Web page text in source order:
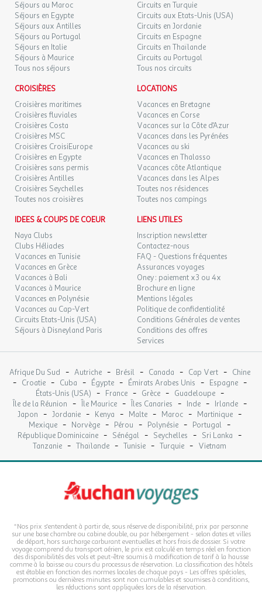
Séjours au Maroc
Séjours en Egypte
Séjours aux Antilles
Séjours au Portugal
Séjours en Italie
Séjours à Maurice
Tous nos séjours
Circuits en Turquie
Circuits aux Etats-Unis (USA)
Circuits en Jordanie
Circuits en Espagne
Circuits en Thaïlande
Circuits au Portugal
Tous nos circuits
CROISIÈRES
Croisières maritimes
Croisières fluviales
Croisières Costa
Croisières MSC
Croisières CroisiEurope
Croisières en Egypte
Croisières sans permis
Croisières Antilles
Croisières Seychelles
Toutes nos croisières
LOCATIONS
Vacances en Bretagne
Vacances en Corse
Vacances sur la Côte d'Azur
Vacances dans les Pyrénées
Vacances au ski
Vacances en Thalasso
Vacances côte Atlantique
Vacances dans les Alpes
Toutes nos résidences
Toutes nos campings
IDEES & COUPS DE COEUR
Naya Clubs
Clubs Héliades
Vacances en Tunisie
Vacances en Grèce
Vacances à Bali
Vacances à Maurice
Vacances en Polynésie
Vacances au Cap-Vert
Circuits Etats-Unis (USA)
Séjours à Disneyland Paris
LIENS UTILES
Inscription newsletter
Contactez-nous
FAQ - Questions fréquentes
Assurances voyages
Oney : paiement x3 ou 4x
Brochure en ligne
Mentions légales
Politique de confidentialité
Conditions Générales de ventes
Conditions des offres
Services
Afrique Du Sud - Autriche - Brésil - Canada - Cap Vert - Chine
- Croatie - Cuba - Égypte - Émirats Arabes Unis - Espagne -
États-Unis (USA) - France - Grèce - Guadeloupe -
Île de la Réunion - Île Maurice - Îles Canaries - Inde - Irlande -
Japon - Jordanie - Kenya - Malte - Maroc - Martinique -
Mexique - Norvège - Pérou - Polynésie - Portugal -
République Dominicaine - Sénégal - Seychelles - Sri Lanka -
Tanzanie - Thaïlande - Tunisie - Turquie - Vietnam
*Nos prix s'entendent à partir de, sous réserve de disponibilité, prix par personne
sur une base chambre ou cabine double, ou par hébergement - selon dates et villes
de départ, hors surcharge carburant eventuelles et hors frais de dossier. Si votre
voyage comprend du transport aérien, le prix est calculé en temps réel en fonction
des disponibilités des vols et peut-être soumis à modification de tarif à la hausse
comme à la baisse au cours du processus de réservation. La classification des hôtels
est établie en fonction des normes locales de chaque pays - Les offres spéciales,
promotions ou dernières minutes sont non cumulables et soumises à conditions,
les réductions sont appliquées lors de la réservation.